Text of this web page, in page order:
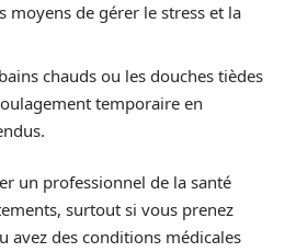
moyens de gérer le stress et la
chauds ou les douches tièdes
temporaire en
un professionnel de la santé
surtout si vous prenez
avez des conditions médicales